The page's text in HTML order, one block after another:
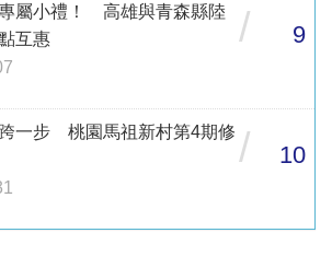
屬小禮！ 高雄與青森縣陸
互惠
/ 9
一步 桃園馬祖新村第4期修 / 10